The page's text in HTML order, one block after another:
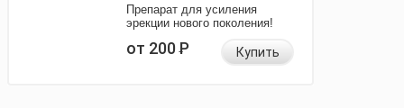
Препарат для усиления
эрекции нового поколения!
от 200Р Купить